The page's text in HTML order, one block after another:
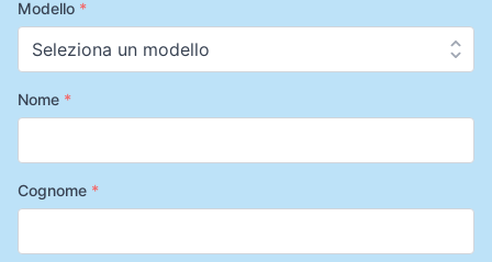
Modello *
Nome *
Cognome *